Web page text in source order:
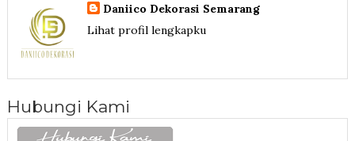
Daniico Dekorasi Semarang
Lihat profil lengkapku
Hubungi Kami